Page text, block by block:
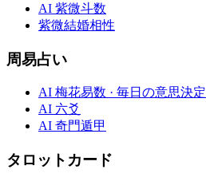
AI 紫微斗数
紫微結婚相性
周易占い
AI 梅花易数 · 毎日の意思決定
AI 六爻
AI 奇門遁甲
タロットカード